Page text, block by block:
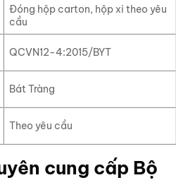
Đóng hộp carton, hộp xi theo yêu
cầu
QCVN12-4:2015/BYT
Bát Tràng
Theo yêu cầu
cung cấp Bộ